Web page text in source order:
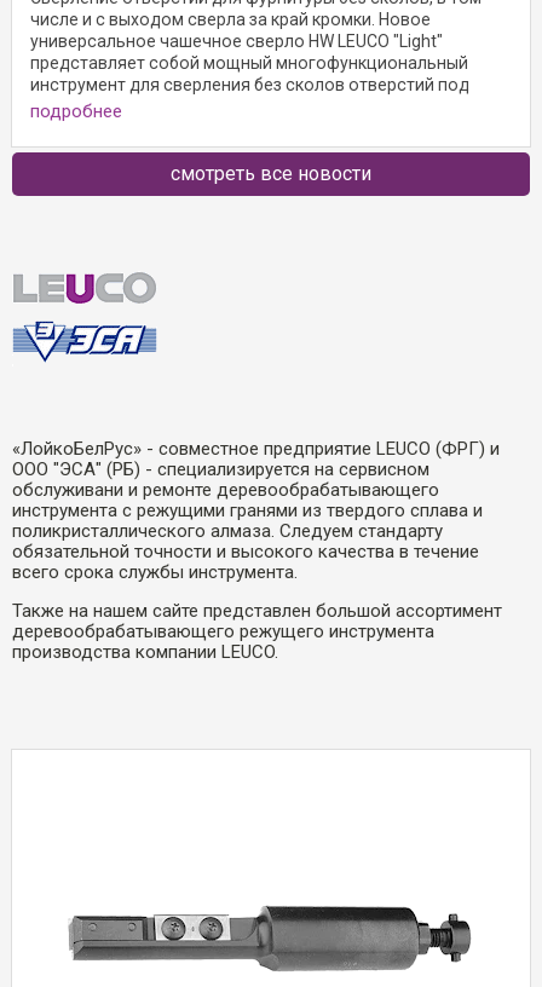
числе и с выходом сверла за край кромки. Новое
универсальное чашечное сверло HW LEUCO "Light"
представляет собой мощный многофункциональный
инструмент для сверления без сколов отверстий под
подробнее
смотреть все новости
«ЛойкоБелРус» - совместное предприятие LEUCO (ФРГ) и
ООО "ЭСА" (РБ) - специализируется на сервисном
обслуживани и ремонте деревообрабатывающего
инструмента с режущими гранями из твердого сплава и
поликристаллического алмаза. Следуем стандарту
обязательной точности и высокого качества в течение
всего срока службы инструмента.
Также на нашем сайте представлен большой ассортимент
деревообрабатывающего режущего инструмента
производства компании LEUCO.